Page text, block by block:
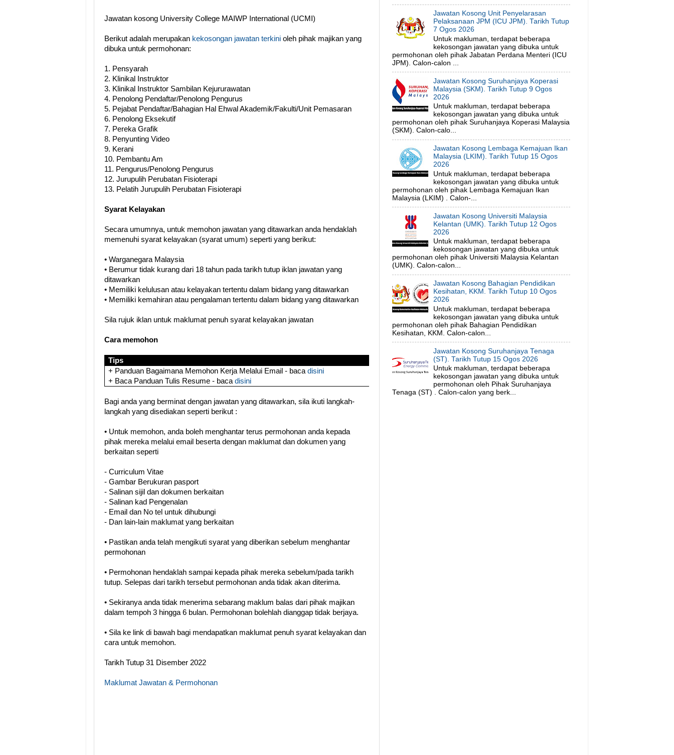
Jawatan kosong University College MAIWP International (UCMI)
Berikut adalah merupakan kekosongan jawatan terkini oleh pihak majikan yang
dibuka untuk permohonan:
1. Pensyarah
2. Klinikal Instruktor
3. Klinikal Instruktor Sambilan Kejururawatan
4. Penolong Pendaftar/Penolong Pengurus
5. Pejabat Pendaftar/Bahagian Hal Ehwal Akademik/Fakulti/Unit Pemasaran
6. Penolong Eksekutif
7. Pereka Grafik
8. Penyunting Video
9. Kerani
10. Pembantu Am
11. Pengurus/Penolong Pengurus
12. Jurupulih Perubatan Fisioterapi
13. Pelatih Jurupulih Perubatan Fisioterapi
Syarat Kelayakan
Secara umumnya, untuk memohon jawatan yang ditawarkan anda hendaklah
memenuhi syarat kelayakan (syarat umum) seperti yang berikut:
• Warganegara Malaysia
• Berumur tidak kurang dari 18 tahun pada tarikh tutup iklan jawatan yang
ditawarkan
• Memiliki kelulusan atau kelayakan tertentu dalam bidang yang ditawarkan
• Memiliki kemahiran atau pengalaman tertentu dalam bidang yang ditawarkan
Sila rujuk iklan untuk maklumat penuh syarat kelayakan jawatan
Cara memohon
Tips
+ Panduan Bagaimana Memohon Kerja Melalui Email - bacadisini
+ Baca Panduan Tulis Resume - bacadisini
Bagi anda yang berminat dengan jawatan yang ditawarkan, sila ikuti langkah-
langkah yang disediakan seperti berikut :
• Untuk memohon, anda boleh menghantar terus permohonan anda kepada
pihak mereka melalui email beserta dengan maklumat dan dokumen yang
berkaitan seperti
- Curriculum Vitae
- Gambar Berukuran pasport
- Salinan sijil dan dokumen berkaitan
- Salinan kad Pengenalan
- Email dan No tel untuk dihubungi
- Dan lain-lain maklumat yang berkaitan
• Pastikan anda telah mengikuti syarat yang diberikan sebelum menghantar
permohonan
• Permohonan hendaklah sampai kepada pihak mereka sebelum/pada tarikh
tutup. Selepas dari tarikh tersebut permohonan anda tidak akan diterima.
• Sekiranya anda tidak menerima sebarang maklum balas dari pihak majikan
dalam tempoh 3 hingga 6 bulan. Permohonan bolehlah dianggap tidak berjaya.
• Sila ke link di bawah bagi mendapatkan maklumat penuh syarat kelayakan dan
cara untuk memohon.
Tarikh Tutup 31 Disember 2022
Maklumat Jawatan & Permohonan
Jawatan Kosong Unit Penyelarasan
Pelaksanaan JPM (ICU JPM). Tarikh Tutup
7 Ogos 2026
Untuk makluman, terdapat beberapa
kekosongan jawatan yang dibuka untuk
permohonan oleh pihak Jabatan Perdana Menteri (ICU
JPM). Calon-calon ...
Jawatan Kosong Suruhanjaya Koperasi
Malaysia (SKM). Tarikh Tutup 9 Ogos
2026
Untuk makluman, terdapat beberapa
kekosongan jawatan yang dibuka untuk
permohonan oleh pihak Suruhanjaya Koperasi Malaysia
(SKM). Calon-calo...
Jawatan Kosong Lembaga Kemajuan Ikan
Malaysia (LKIM). Tarikh Tutup 15 Ogos
2026
Untuk makluman, terdapat beberapa
kekosongan jawatan yang dibuka untuk
permohonan oleh pihak Lembaga Kemajuan Ikan
Malaysia (LKIM) . Calon-...
Jawatan Kosong Universiti Malaysia
Kelantan (UMK). Tarikh Tutup 12 Ogos
2026
Untuk makluman, terdapat beberapa
kekosongan jawatan yang dibuka untuk
permohonan oleh pihak Universiti Malaysia Kelantan
(UMK). Calon-calon...
Jawatan Kosong Bahagian Pendidikan
Kesihatan, KKM. Tarikh Tutup 10 Ogos
2026
Untuk makluman, terdapat beberapa
kekosongan jawatan yang dibuka untuk
permohonan oleh pihak Bahagian Pendidikan
Kesihatan, KKM. Calon-calon...
Jawatan Kosong Suruhanjaya Tenaga
(ST). Tarikh Tutup 15 Ogos 2026
Untuk makluman, terdapat beberapa
kekosongan jawatan yang dibuka untuk
permohonan oleh Pihak Suruhanjaya
Tenaga (ST) . Calon-calon yang berk...